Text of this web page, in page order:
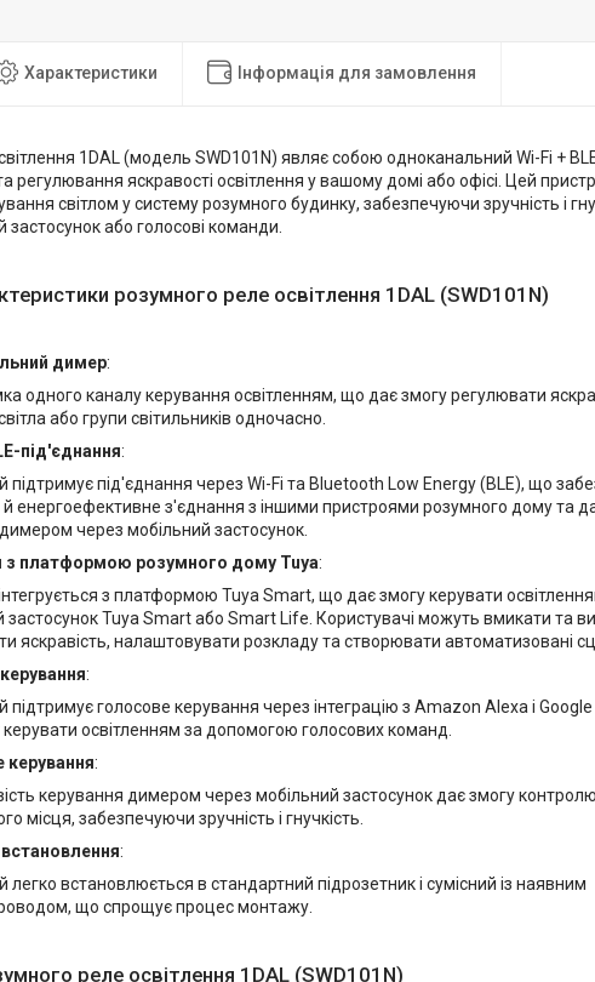
Характеристики Інформація для замовлення
1DAL (модель SWD101N) являє собою одноканальний Wi-Fi +
регулювання яскравості освітлення у вашому домі або офісі. Цей
світлом у систему розумного будинку, забезпечуючи зручність і
застосунок або голосові команди.
розумного реле освітлення 1DAL (SWD101N)
димер:
одного каналу керування освітленням, що дає змогу регулювати
або групи світильників одночасно.
під'єднання:
підтримує під'єднання через Wi-Fi та Bluetooth Low Energy (BLE), що
й енергоефективне з'єднання з іншими пристроями розумного дому та
через мобільний застосунок.
з платформою розумного дому Tuya:
з платформою Tuya Smart, що дає змогу керувати
застосунок Tuya Smart або Smart Life. Користувачі можуть вмикати та
яскравість, налаштовувати розкладу та створювати автоматизовані
:
підтримує голосове керування через інтеграцію з Amazon Alexa і
керувати освітленням за допомогою голосових команд.
керування:
керування димером через мобільний застосунок дає змогу
місця, забезпечуючи зручність і гнучкість.
:
легко встановлюється в стандартний підрозетник і сумісний із наявним
що спрощує процес монтажу.
реле освітлення 1DAL (SWD101N)